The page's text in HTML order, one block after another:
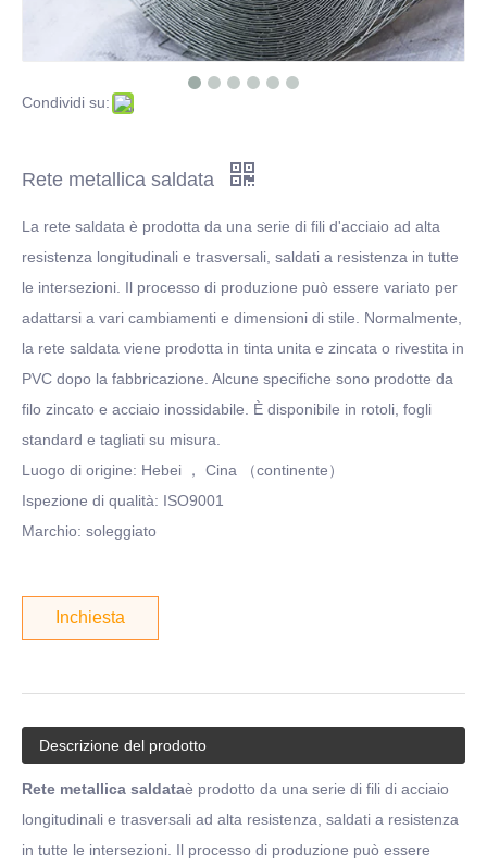
Condividi su:
Rete metallica saldata
La rete saldata è prodotta da una serie di fili d'acciaio ad alta
resistenza longitudinali e trasversali, saldati a resistenza in tutte
le intersezioni. Il processo di produzione può essere variato per
adattarsi a vari cambiamenti e dimensioni di stile. Normalmente,
la rete saldata viene prodotta in tinta unita e zincata o rivestita in
PVC dopo la fabbricazione. Alcune specifiche sono prodotte da
filo zincato e acciaio inossidabile. È disponibile in rotoli, fogli
standard e tagliati su misura.
Luogo di origine: Hebei ， Cina （continente）
Ispezione di qualità: ISO9001
Marchio: soleggiato
Inchiesta
Descrizione del prodotto
Rete metallica saldataè prodotto da una serie di fili di acciaio
longitudinali e trasversali ad alta resistenza, saldati a resistenza
in tutte le intersezioni. Il processo di produzione può essere